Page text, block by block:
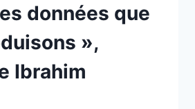
données que
»,
Ibrahim